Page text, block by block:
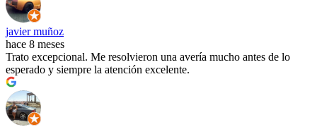
javier muñoz
hace 8 meses
Trato excepcional. Me resolvieron una avería mucho antes de lo
esperado y siempre la atención excelente.